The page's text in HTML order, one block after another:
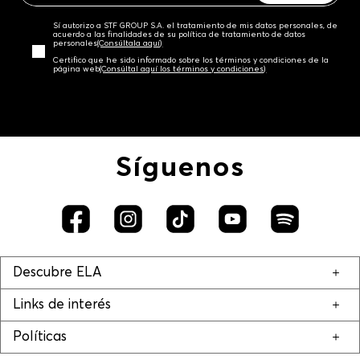
Sí autorizo a STF GROUP S.A. el tratamiento de mis datos personales, de
acuerdo a las finalidades de su política de tratamiento de datos
personales‎(Consúltala aquí)
Certifico que he sido informado sobre los términos y condiciones de la
página web‎(Consúltal aquí los términos y condiciones)
Síguenos
Descubre ELA
Links de interés
Políticas